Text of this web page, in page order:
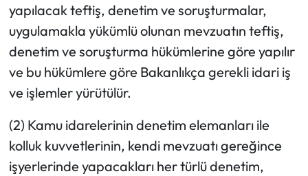
yapılacak teftiş, denetim ve soruşturmalar,
uygulamakla yükümlü olunan mevzuatın teftiş,
denetim ve soruşturma hükümlerine göre yapılır
ve bu hükümlere göre Bakanlıkça gerekli idari iş
ve işlemler yürütülür.
(2) Kamu idarelerinin denetim elemanları ile
kolluk kuvvetlerinin, kendi mevzuatı gereğince
işyerlerinde yapacakları her türlü denetim,